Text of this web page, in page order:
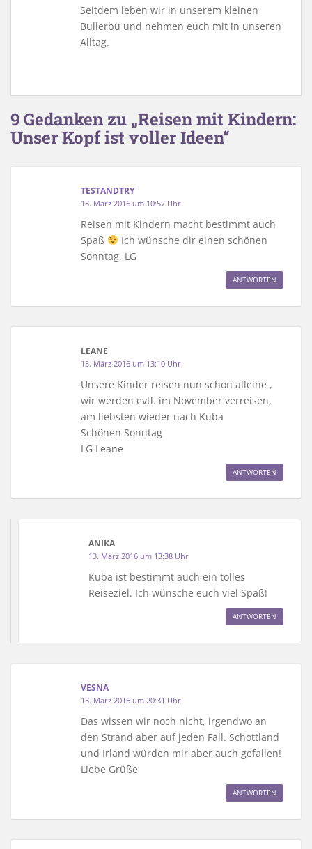
Seitdem leben wir in unserem kleinen
Bullerbü und nehmen euch mit in unseren
Alltag.
9 Gedanken zu „Reisen mit Kindern:
Unser Kopf ist voller Ideen“
TESTANDTRY
13. März 2016 um 10:57 Uhr
Reisen mit Kindern macht bestimmt auch
Spaß
Ich wünsche dir einen schönen
Sonntag. LG
ANTWORTEN
LEANE
13. März 2016 um 13:10 Uhr
Unsere Kinder reisen nun schon alleine ,
wir werden evtl. im November verreisen,
am liebsten wieder nach Kuba
Schönen Sonntag
LG Leane
ANTWORTEN
ANIKA
13. März 2016 um 13:38 Uhr
Kuba ist bestimmt auch ein tolles
Reiseziel. Ich wünsche euch viel Spaß!
ANTWORTEN
VESNA
13. März 2016 um 20:31 Uhr
Das wissen wir noch nicht, irgendwo an
den Strand aber auf jeden Fall. Schottland
und Irland würden mir aber auch gefallen!
Liebe Grüße
ANTWORTEN